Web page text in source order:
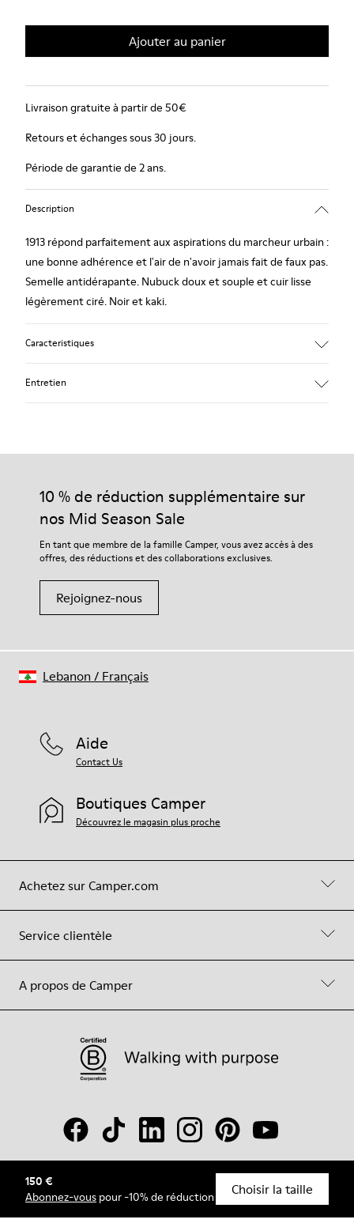
Ajouter au panier
150 €
Abonnez-vous pour -10% de réduction Choisir la taille
Livraison gratuite à partir de 50€
Retours et échanges sous 30 jours.
Période de garantie de 2 ans.
Description
1913 répond parfaitement aux aspirations du marcheur urbain :
une bonne adhérence et l'air de n'avoir jamais fait de faux pas.
Semelle antidérapante. Nubuck doux et souple et cuir lisse
légèrement ciré. Noir et kaki.
Caracteristiques
Entretien
Nos chaussures sont confectionnées à partir de matières haut
durabilité accrue de vos chaussures.
Pour obtenir des instructions détaillées sur l’entretien de
votre paire de chaussures, consultez notreguide d’entretien
10 % de réduction supplémentaire sur
nos Mid Season Sale
En tant que membre de la famille Camper, vous avez accès à des
offres, des réductions et des collaborations exclusives.
Rejoignez-nous
Achetez sur Camper.com
Service clientèle
A propos de Camper
Aide
Contact Us
Boutiques Camper
Découvrez le magasin plus proche
© Camper, 2026
Lebanon / Français